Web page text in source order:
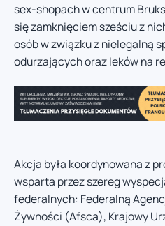
sex-shopach w centrum
się zamknięciem sześciu z
osób w związku z nielegalną
odurzających oraz leków na
Akcja była koordynowana z
wsparta przez szereg
federalnych: Federalną
Żywności (Afsca), Krajowy